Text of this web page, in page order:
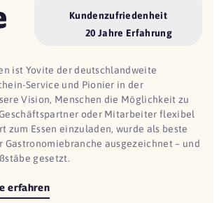
Kundenzufriedenheit
20 Jahre Erfahrung
ist Yovite der deutschlandweite
Service und Pionier in der
Vision, Menschen die Möglichkeit zu
oder Mitarbeiter flexibel
zum Essen einzuladen, wurde als beste
Gastronomiebranche ausgezeichnet – und
gesetzt.
erfahren